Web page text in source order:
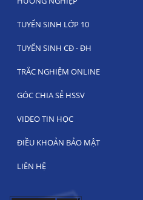
TUYỂN SINH LỚP 10
TUYỂN SINH CĐ - ĐH
TRẮC NGHIỆM ONLINE
GÓC CHIA SẺ HSSV
VIDEO TIN HỌC
ĐIỀU KHOẢN BẢO MẬT
LIÊN HỆ